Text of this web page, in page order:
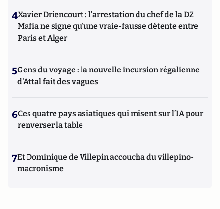
4Xavier Driencourt : l’arrestation du chef de la DZ
Mafia ne signe qu’une vraie-fausse détente entre
Paris et Alger
5Gens du voyage : la nouvelle incursion régalienne
d'Attal fait des vagues
6Ces quatre pays asiatiques qui misent sur l’IA pour
renverser la table
7Et Dominique de Villepin accoucha du villepino-
macronisme